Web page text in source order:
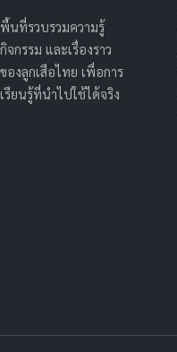
พื้นที่รวบรวมความรู้
กิจกรรม และเรื่องราว
ของลูกเสือไทย เพื่อการ
เรียนรู้ที่นำไปใช้ได้จริง